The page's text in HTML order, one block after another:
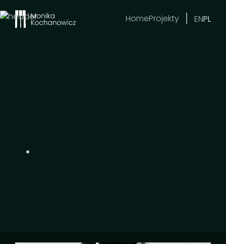
HomeProjekty ENPL